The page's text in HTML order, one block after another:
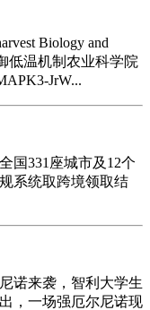
Biology and
低温机制农业科学院
JrW...
国331座城市及12个
系统取跨境领取结
诺来袭，智利大学生
，一场强厄尔尼诺现